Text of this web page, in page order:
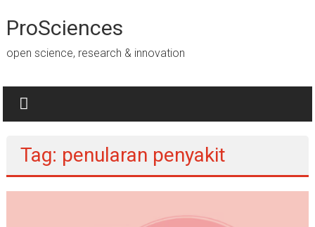
ke
konten
ProSciences
open science, research & innovation
Tag: penularan penyakit